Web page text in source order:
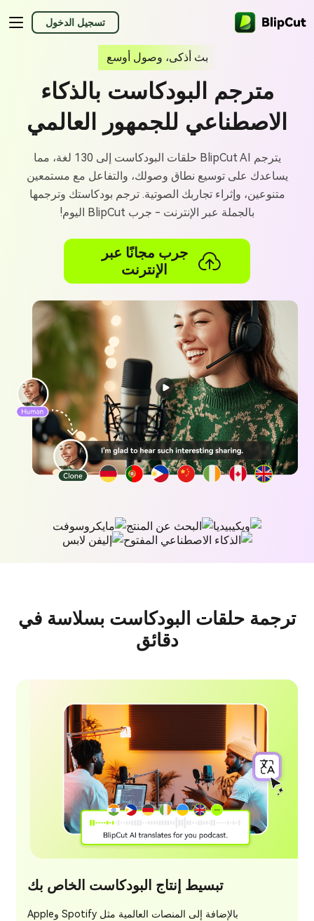
تسجيل الدخول
بث أذكى، وصول أوسع
مترجم البودكاست بالذكاء
الاصطناعي للجمهور العالمي
يترجم BlipCut AI حلقات البودكاست إلى 130 لغة، مما
يساعدك على توسيع نطاق وصولك، والتفاعل مع مستمعين
متنوعين، وإثراء تجاربك الصوتية. ترجم بودكاستك وترجمها
بالجملة عبر الإنترنت - جرب BlipCut اليوم!
جرب مجانًا عبر
الإنترنت
ترجمة حلقات البودكاست بسلاسة في
دقائق
تبسيط إنتاج البودكاست الخاص بك
بالإضافة إلى المنصات العالمية مثل Spotify وApple